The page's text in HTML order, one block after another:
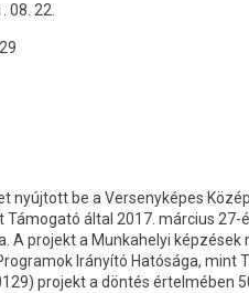
08. 22.
nyújtott be a Versenyképes
által 2017. március
A projekt a Munkahelyi
Irányító Hatósága,
projekt a döntés